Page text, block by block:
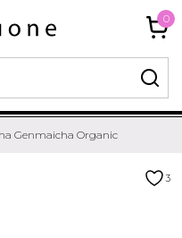
0
Genmaicha Organic
3